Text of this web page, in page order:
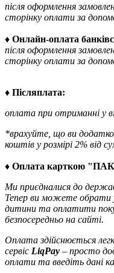
після оформлення
сторінку оплати за
♦ Онлайн-оплата
після оформлення
сторінку оплати за
♦ Післяплата:
оплата при отриманні у
*врахуйте, що ви
коштів у розмірі 2% від
♦ Оплата карткою
Ми приєдналися до
Тепер ви можете обрати
дитини та оплатити
безпосередньо на сайті.
Оплата здійснюється
сервіс LiqPay – просто
оплати та введіть дані